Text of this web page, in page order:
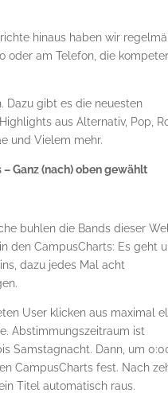
hinaus haben wir
oder am Telefon, die
Dazu gibt es die neuesten
aus Alternativ, Pop,
und Vielem mehr.
Ganz (nach) oben gewählt
buhlen die Bands dieser
den CampusCharts: Es geht
dazu jedes Mal acht
User klicken aus maximal
Abstimmungszeitraum ist
Samstagnacht. Dann, um
CampusCharts fest. Nach
Titel automatisch raus.